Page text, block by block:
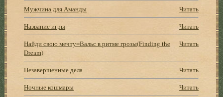
Мужчина для Аманды
Читать
Название игры
Читать
Найди свою мечту=Вальс в ритме грозы(Finding the
Dream)
Читать
Незавершенные дела
Читать
Ночные кошмары
Читать